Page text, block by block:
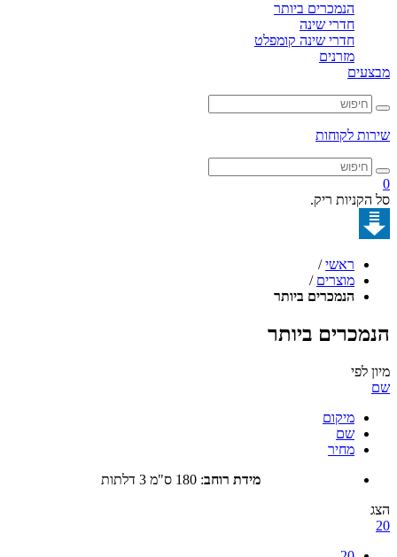
הנמכרים ביותר
חדרי שינה
חדרי שינה קומפלט
מזרנים
לקוחות
ריק.
ראשי
/
מוצרים /
הנמכרים ביותר
ביותר
מיקום
שם
מחיר
מידת רוחב :180 ס"מ 3 דלתות